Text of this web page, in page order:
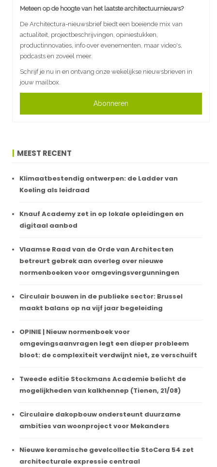
Meteen op de hoogte van het laatste architectuurnieuws?
De Architectura-nieuwsbrief biedt een boeiende mix van
actualiteit, projectbeschrijvingen, opiniestukken,
productinnovaties, info over evenementen, maar video's,
podcasts en zoveel meer.
Schrijf je nu in en ontvang onze wekelijkse nieuwsbrieven in
jouw mailbox.
Abonneren
MEEST RECENT
Klimaatbestendig ontwerpen: de Ladder van
Koeling als leidraad
Knauf Academy zet in op lokale opleidingen en
digitaal aanbod
Vlaamse Raad van de Orde van Architecten
betreurt gebrek aan overleg over nieuwe
normenboeken voor omgevingsvergunningen
Circulair bouwen in de publieke sector: Brussel
maakt balans op na vijf jaar begeleiding
OPINIE | Nieuw normenboek voor
omgevingsaanvragen legt een dieper probleem
bloot: de complexiteit verdwijnt niet, ze verschuift
Tweede editie Stockmans Academie belicht de
mogelijkheden van kalkhennep (Tienen, 21/08)
Circulaire dakopbouw ondersteunt duurzame
ambities van woonproject voor Mekanders
Nieuwe keramische gevelcollectie StoCera 54 zet
architecturale expressie centraal